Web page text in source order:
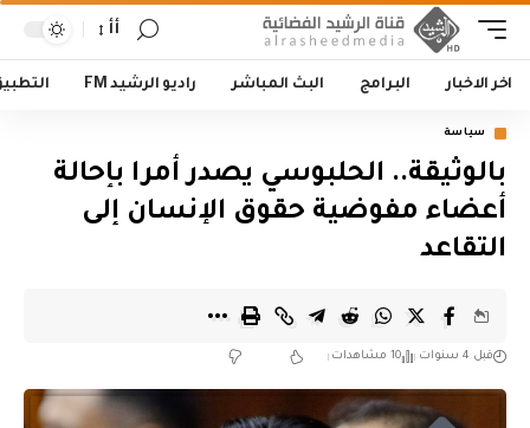
أأ
اخر الاخبار البرامج البث المباشر راديو الرشيد FM
سياسة
بالوثيقة.. الحلبوسي يصدر أمرا بإحالة
أعضاء مفوضية حقوق الإنسان إلى
التقاعد
قبل 4 سنوات 10 مشاهدات